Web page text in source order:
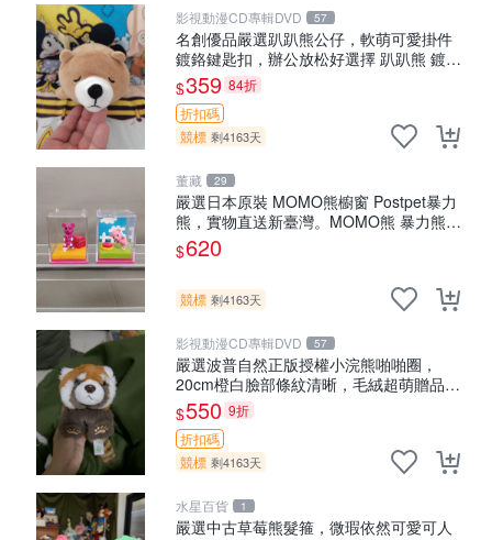
影視動漫CD專輯DVD 57
名創優品嚴選趴趴熊公仔，軟萌可愛掛件
鍍鉻鍵匙扣，辦公放松好選擇 趴趴熊 鍍鉻
鍵匙扣 萬用掛件
$359 84折
折扣碼
競標 剩4163天
董藏 29
嚴選日本原裝 MOMO熊櫥窗 Postpet暴力
熊，實物直送新臺灣。MOMO熊 暴力熊
熊貓櫥窗
$620
競標 剩4163天
影視動漫CD專輯DVD 57
嚴選波普自然正版授權小浣熊啪啪圈，
20cm橙白臉部條紋清晰，毛絨超萌贈品推
薦。 小浣熊 波普 圈環
$550 9折
折扣碼
競標 剩4163天
水星百貨 1
嚴選中古草莓熊髮箍，微瑕依然可愛可人